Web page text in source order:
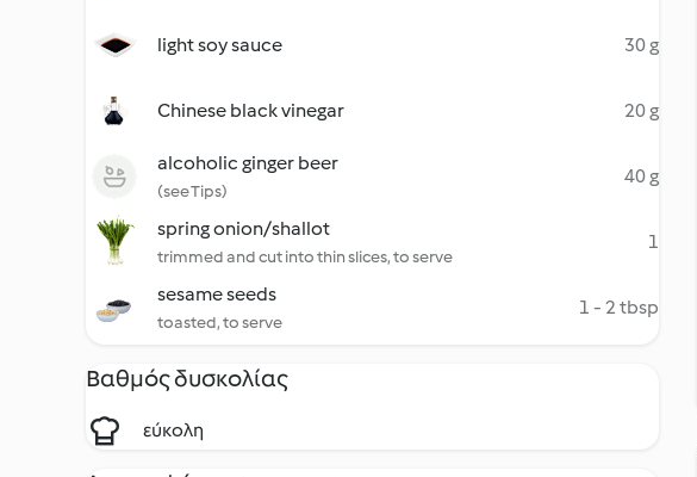
light soy sauce 30 g
Chinese black vinegar 20 g
alcoholic ginger beer
(see Tips)
40 g
spring onion/shallot
trimmed and cut into thin slices, to serve
1
sesame seeds
toasted, to serve
1 - 2 tbsp
Βαθμός δυσκολίας
εύκολη